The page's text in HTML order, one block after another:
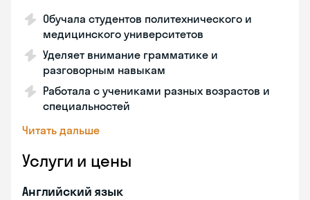
Обучала студентов политехнического и
медицинского университетов
Уделяет внимание грамматике и
разговорным навыкам
Работала с учениками разных возрастов и
специальностей
Читать дальше
Услуги и цены
Английский язык